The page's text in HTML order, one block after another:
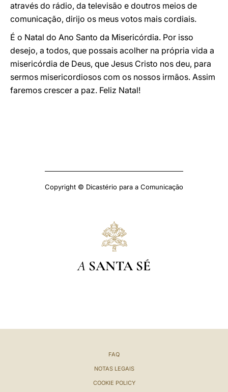
através do rádio, da televisão e doutros meios de
comunicação, dirijo os meus votos mais cordiais.
É o Natal do Ano Santo da Misericórdia. Por isso
desejo, a todos, que possais acolher na própria vida a
misericórdia de Deus, que Jesus Cristo nos deu, para
sermos misericordiosos com os nossos irmãos. Assim
faremos crescer a paz. Feliz Natal!
Copyright © Dicastério para a Comunicação
A SANTA SÉ
FAQ
NOTAS LEGAIS
COOKIE POLICY